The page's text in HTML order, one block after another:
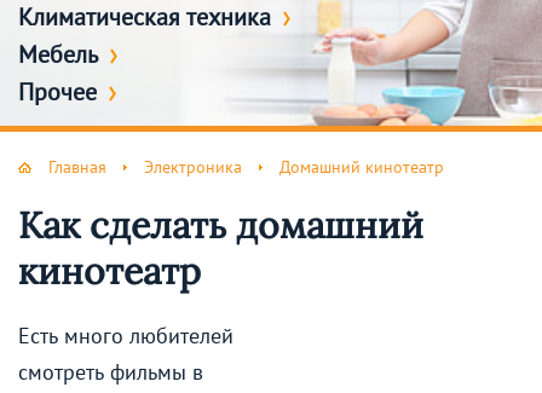
Климатическая техника
Мебель
Прочее
Главная Электроника Домашний кинотеатр
Как сделать домашний
кинотеатр
Есть много любителей
смотреть фильмы в